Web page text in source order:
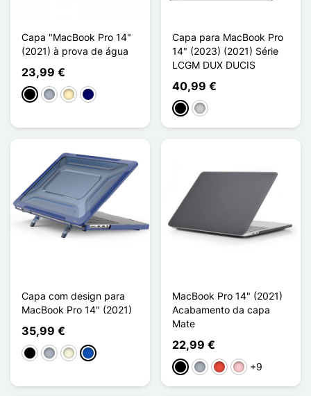
Capa "MacBook Pro 14"
(2021) à prova de água
23,99 €
PretoCinzentoCastanho claro
Azul marinho
Capa para MacBook Pro
14" (2023) (2021) Série
LCGM DUX DUCIS
40,99 €
PretoTransparente
Capa com design para
MacBook Pro 14" (2021)
35,99 €
PretoCinzento
BegeSaphir
MacBook Pro 14" (2021)
Acabamento da capa
Mate
22,99 €
PretoCinzentoVermelho
Rosa+9